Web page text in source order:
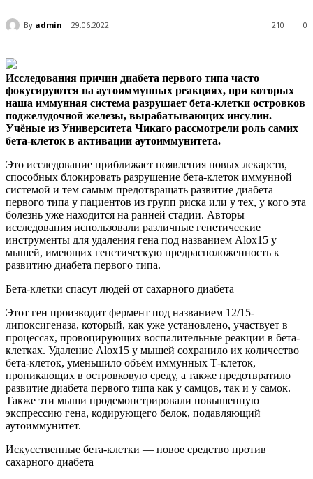
By admin 29.06.2022 0
210
Исследования причин диабета первого типа часто
фокусируются на аутоиммунных реакциях, при которых
наша иммунная система разрушает бета-клетки островков
поджелудочной железы, вырабатывающих инсулин.
Учёные из Университета Чикаго рассмотрели роль самих
бета-клеток в активации аутоиммунитета.
Это исследование приближает появления новых лекарств,
способных блокировать разрушение бета-клеток иммунной
системой и тем самым предотвращать развитие диабета
первого типа у пациентов из групп риска или у тех, у кого эта
болезнь уже находится на ранней стадии. Авторы
исследования использовали различные генетические
инструменты для удаления гена под названием Alox15 у
мышей, имеющих генетическую предрасположенность к
развитию диабета первого типа.
Бета-клетки спасут людей от сахарного диабета
Этот ген производит фермент под названием 12/15-
липоксигеназа, который, как уже установлено, участвует в
процессах, провоцирующих воспалительные реакции в бета-
клетках. Удаление Alox15 у мышей сохранило их количество
бета-клеток, уменьшило объём иммунных Т-клеток,
проникающих в островковую среду, а также предотвратило
развитие диабета первого типа как у самцов, так и у самок.
Также эти мыши продемонстрировали повышенную
экспрессию гена, кодирующего белок, подавляющий
аутоиммунитет.
Искусственные бета-клетки — новое средство против
сахарного диабета